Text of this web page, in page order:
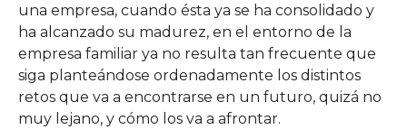
una empresa, cuando ésta ya se ha consolidado y
ha alcanzado su madurez, en el entorno de la
empresa familiar ya no resulta tan frecuente que
siga planteándose ordenadamente los distintos
retos que va a encontrarse en un futuro, quizá no
muy lejano, y cómo los va a afrontar.